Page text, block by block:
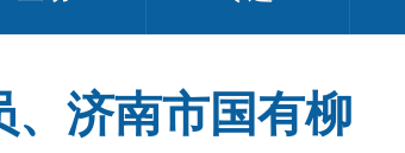
济南市国有柳